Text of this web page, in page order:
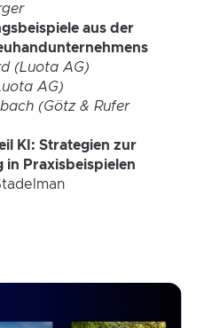
aus der
(Luota AG)
AG)
(Götz & Rufer
KI: Strategien zur
Praxisbeispielen